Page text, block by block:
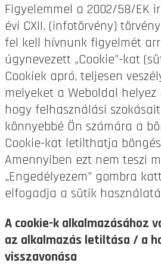
Figyelemmel a 2002/58/EK
évi CXII. (infotörvény)
fel kell hívnunk figyelmét
úgynevezett „Cookie”-kat
Cookiek apró, teljesen
melyeket a Weboldal helyez
hogy felhasználási
könnyebbé Ön számára a
Cookie-kat letilthatja
Amennyiben ezt nem teszi
„Engedélyezem” gombra
elfogadja a sütik
A cookie-k alkalmazásához
az alkalmazás letiltása / a
visszavonása